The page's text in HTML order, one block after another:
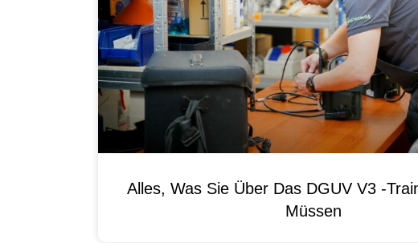
Alles, Was Sie Über Das DGUV V3 -
Müssen